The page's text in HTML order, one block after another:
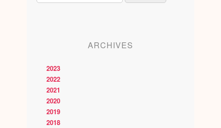
ARCHIVES
2023
2022
2021
2020
2019
2018